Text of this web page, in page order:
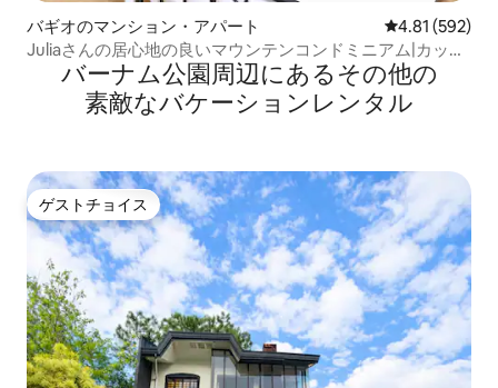
バギオのマンション・アパート レビュー592
4.81 (592)
Juliaさんの居心地の良いマウンテンコンドミニアム|カップ
ル向けの旅行
バーナム公園⁠周⁠辺⁠に⁠あ⁠るそ⁠の⁠他⁠の
素⁠敵⁠なバ⁠ケ⁠ー⁠シ⁠ョ⁠ン⁠レ⁠ン⁠タ⁠ル
ゲストチョイス
ゲストチョイス